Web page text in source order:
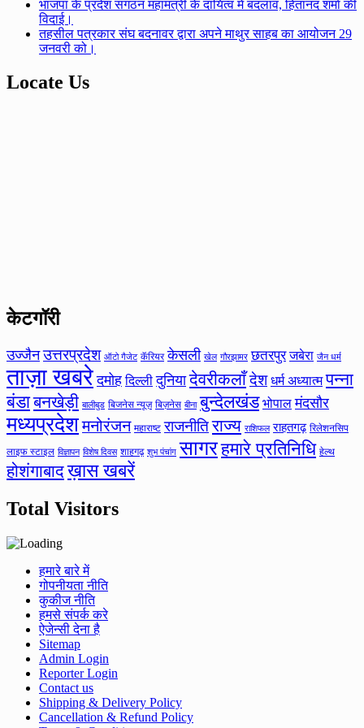
भाजपा के प्रदेश संगठन महामंत्री के दायित्व में बदलाव, हितानंद शर्मा की
विदाई।
तहसील पत्रकार संघ बदनावर द्वारा अपने माथुर साहब का आयोजन 29
जनवरी को।
Locate Us
केटगॉरी
उज्जैन उत्तरप्रदेश ऑटो गैजेट कॅरियर केसली खेल गौरझामर छतरपुर जबेरा जैन धर्म
ताज़ा खबरे दमोह दिल्ली दुनिया देवरीकलाँदेश धर्म अध्यात्म पन्ना
बंडाबनखेड़ी बालीबुड बिजनेस न्यूज़ बिज़नेस बीना बुन्देलखंड भोपाल मंदसौर
मध्यप्रदेशमनोरंजन महाराष्ट राजनीतिराज्य राशिफल राहतगढ़ रिलेशनसिप
लाइफ स्टाइल विज्ञापन विशेष दिवस शाहगढ़ शुभ पंचांग सागरहमारे प्रतिनिधि हेल्थ
होशंगाबादख़ास खबरें
Total Visitors
हमारे बारे में
गोपनीयता नीति
कुकीज नीति
हमसे संपर्क करे
ऐजेन्सी देना है
Sitemap
Admin Login
Reporter Login
Contact us
Shipping & Delivery Policy
Cancellation & Refund Policy